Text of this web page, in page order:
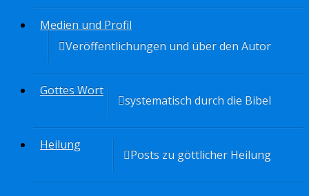
Medien und Profil
Veröffentlichungen und über den Autor
Gottes Wort
systematisch durch die Bibel
Heilung
Posts zu göttlicher Heilung